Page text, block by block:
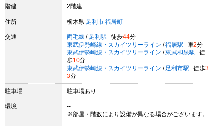
階建 2階建
住所 栃木県 足利市 福居町
交通 両毛線 / 足利駅 徒歩44分
東武伊勢崎線・スカイツリーライン / 福居駅 車2分
東武伊勢崎線・スカイツリーライン / 東武和泉駅
徒
歩10分
東武伊勢崎線・スカイツリーライン / 足利市駅 徒歩3
3分
駐車場 駐車場あり
環境
--
※部屋・階数により設備が異なる場合がございます。